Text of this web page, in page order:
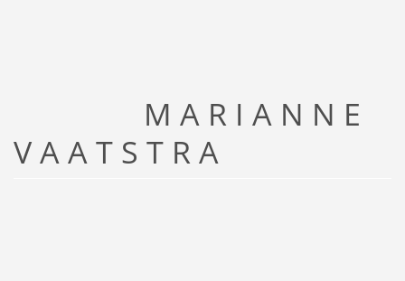
M A R I A N N E
V A A T S T R A